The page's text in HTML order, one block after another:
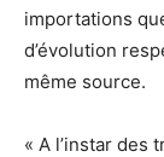
importations
d’évolution
même source.
« A l’instar des